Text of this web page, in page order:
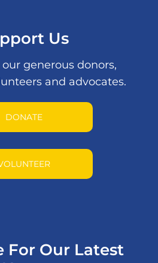
Us
generous donors,
and advocates.
DONATE
For Our Latest